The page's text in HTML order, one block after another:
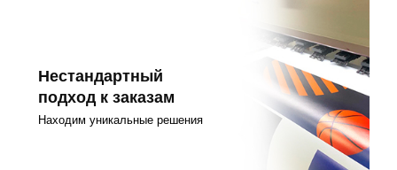
Нестандартный
подход к заказам
Находим уникальные решения